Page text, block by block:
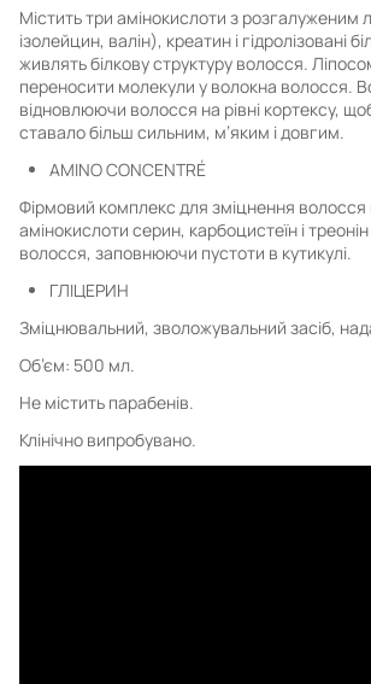
Містить три амінокислоти з
ізолейцин, валін), креатин і гідролізовані
живлять білкову структуру волосся.
переносити молекули у волокна волосся.
відновлюючи волосся на рівні кортексу,
ставало більш сильним, м’яким і довгим.
AMINO CONCENTRÉ
Фірмовий комплекс для зміцнення волосся
амінокислоти серин, карбоцистеїн і
волосся, заповнюючи пустоти в кутикулі.
ГЛІЦЕРИН
Зміцнювальний, зволожувальний засіб,
Об’єм: 500 мл.
Не містить парабенів.
Клінічно випробувано.